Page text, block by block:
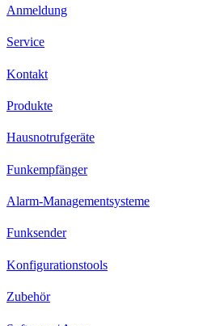
Anmeldung
Service
Kontakt
Produkte
Hausnotrufgeräte
Funkempfänger
Alarm-Managementsysteme
Funksender
Konfigurationstools
Zubehör